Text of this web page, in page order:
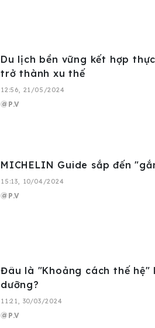
Du lịch bền vững kết hợp
trở thành xu thế
12:56, 21/05/2024
P.V
MICHELIN Guide sắp đến
15:13, 10/04/2024
P.V
Đâu là "Khoảng cách thế hệ"
dưỡng?
11:21, 30/03/2024
P.V